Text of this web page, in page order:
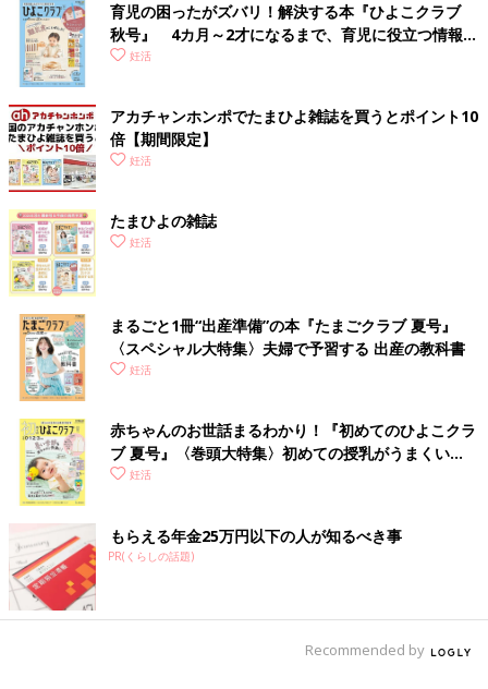
育児の困ったがズバリ！解決する本『ひよこクラブ
秋号』 4カ月～2才になるまで、育児に役立つ情報が
いっぱい！
妊活
アカチャンホンポでたまひよ雑誌を買うとポイント10
倍【期間限定】
妊活
たまひよの雑誌
妊活
まるごと1冊“出産準備”の本『たまごクラブ 夏号』
〈スペシャル大特集〉夫婦で予習する 出産の教科書
妊活
赤ちゃんのお世話まるわかり！『初めてのひよこクラ
ブ 夏号』〈巻頭大特集〉初めての授乳がうまくい
く！ おっぱい・ミルクの基本と夏のトラブル 解決テ
妊活
もらえる年金25万円以下の人が知るべき事
PR(くらしの話題)
Recommended by